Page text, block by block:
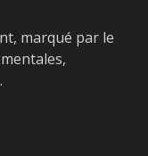
marqué par le